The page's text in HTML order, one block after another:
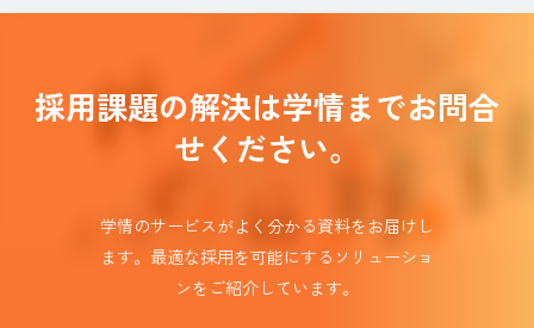
採用課題の解決は学情までお問合
せください。
学情のサービスがよく分かる資料をお届けし
ます。 最適な採用を可能にするソリューショ
ンを ご紹介しています。​